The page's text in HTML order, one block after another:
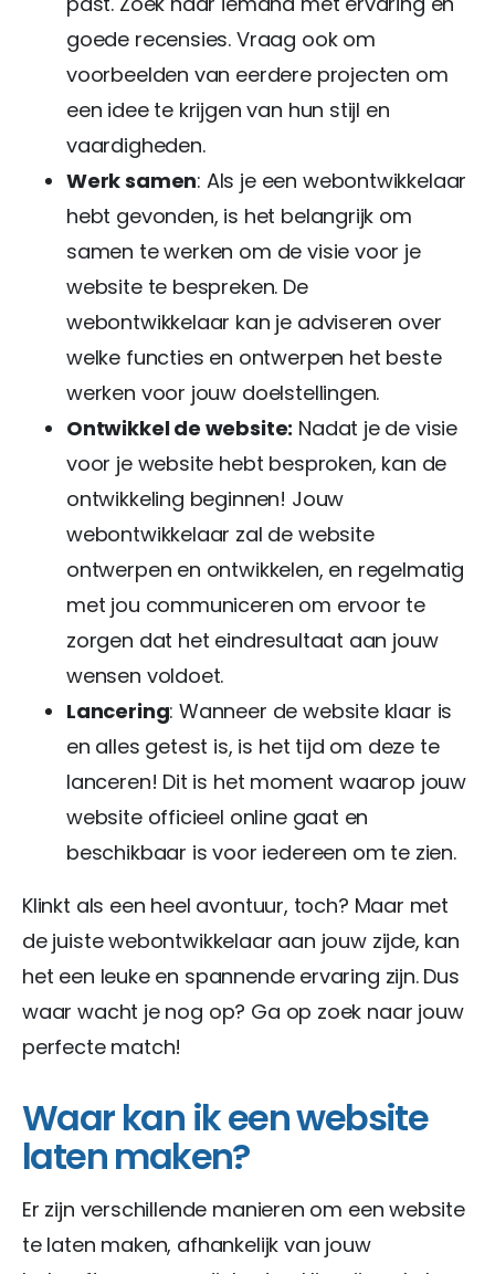
goede recensies. Vraag ook om
voorbeelden van eerdere projecten om
een idee te krijgen van hun stijl en
vaardigheden.
Werk samen: Als je een webontwikkelaar
hebt gevonden, is het belangrijk om
samen te werken om de visie voor je
website te bespreken. De
webontwikkelaar kan je adviseren over
welke functies en ontwerpen het beste
werken voor jouw doelstellingen.
Ontwikkel de website: Nadat je de visie
voor je website hebt besproken, kan de
ontwikkeling beginnen! Jouw
webontwikkelaar zal de website
ontwerpen en ontwikkelen, en regelmatig
met jou communiceren om ervoor te
zorgen dat het eindresultaat aan jouw
wensen voldoet.
Lancering: Wanneer de website klaar is
en alles getest is, is het tijd om deze te
lanceren! Dit is het moment waarop jouw
website officieel online gaat en
beschikbaar is voor iedereen om te zien.
Klinkt als een heel avontuur, toch? Maar met
de juiste webontwikkelaar aan jouw zijde, kan
het een leuke en spannende ervaring zijn. Dus
waar wacht je nog op? Ga op zoek naar jouw
perfecte match!
Waar kan ik een website
laten maken?
Er zijn verschillende manieren om een ​​website
te laten maken, afhankelijk van jouw